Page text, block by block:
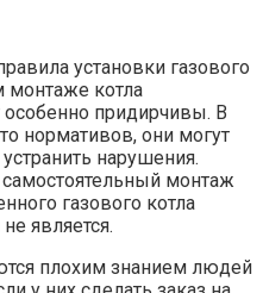
установки газового
монтаже котла
особенно придирчивы. В
нормативов, они могут
нарушения.
монтаж
газового котла
является.
плохим знанием людей